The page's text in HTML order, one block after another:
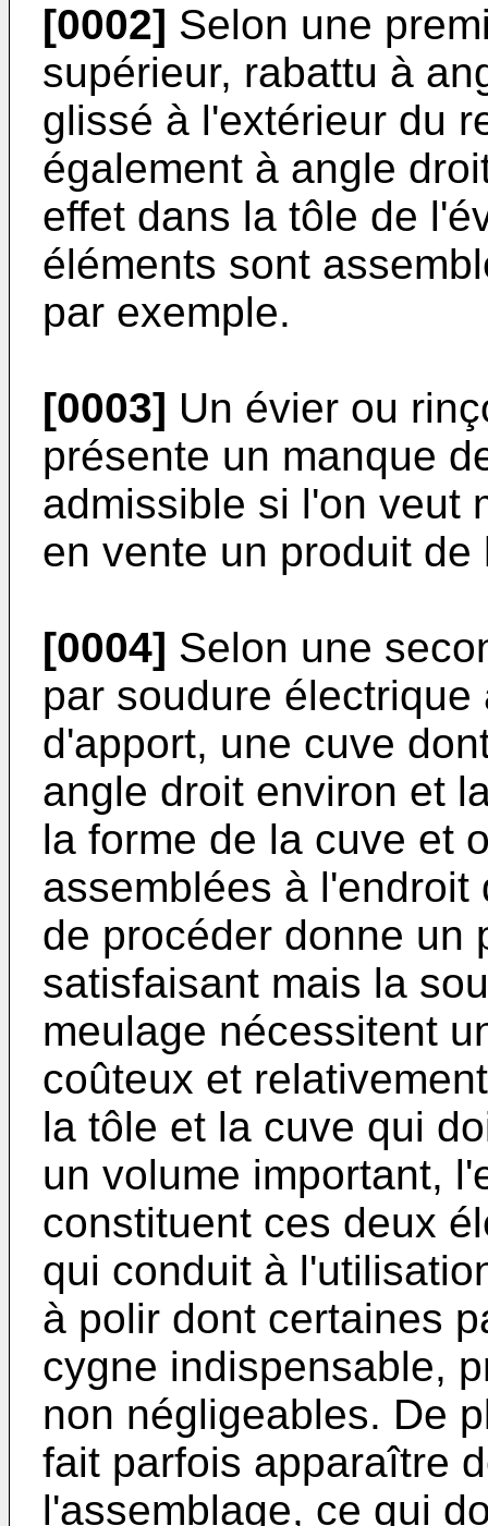
[0002] Selon une
supérieur, rabattu à
glissé à l'extérieur du
également à angle
effet dans la tôle de
éléments sont
par exemple.
[0003] Un évier ou
présente un manque
admissible si l'on veut
en vente un produit
[0004] Selon une
par soudure
d'apport, une cuve
angle droit environ et
la forme de la cuve et
assemblées à
de procéder donne un
satisfaisant mais la
meulage nécessitent
coûteux et
la tôle et la cuve qui
un volume important,
constituent ces deux
qui conduit à
à polir dont certaines
cygne indispensable,
non négligeables. De
fait parfois apparaître
l'assemblage, ce qui